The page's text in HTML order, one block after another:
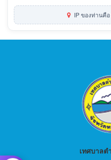
IP ของท่านคือ
เทศบาลต